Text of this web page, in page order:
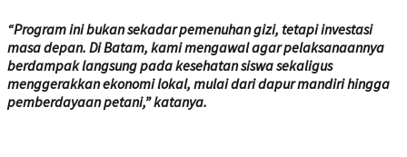
“Program ini bukan sekadar pemenuhan gizi, tetapi investasi
masa depan. Di Batam, kami mengawal agar pelaksanaannya
berdampak langsung pada kesehatan siswa sekaligus
menggerakkan ekonomi lokal, mulai dari dapur mandiri hingga
pemberdayaan petani,” katanya.